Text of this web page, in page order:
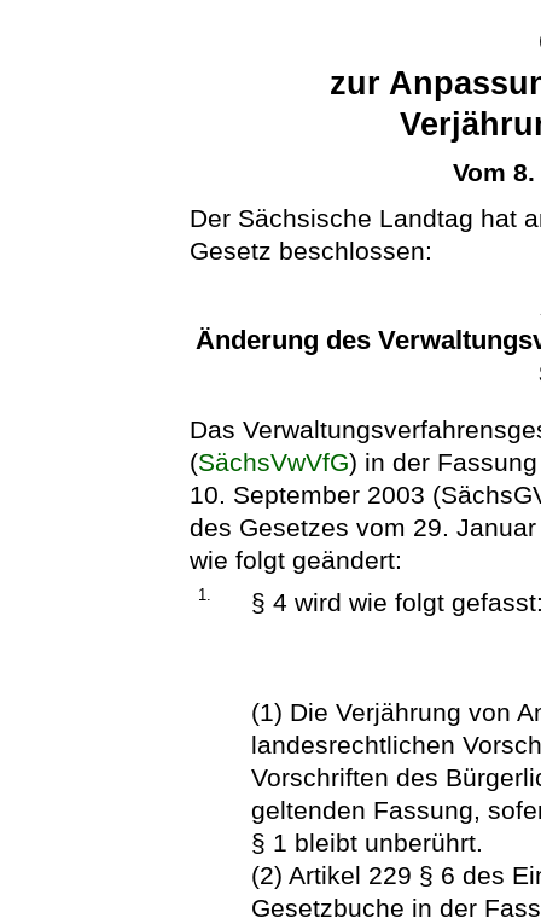
zur
Vom
Der Sächsische Landtag hat
Gesetz beschlossen:
Änderung des
Das
(SächsVwVfG) in der
10. September 2003
des Gesetzes vom 29.
wie folgt geändert:
1. § 4 wird wie folgt
(1) Die Verjährung von
landesrechtlichen
Vorschriften des
geltenden Fassung,
§ 1 bleibt unberührt.
(2) Artikel 229 § 6 des
Gesetzbuche in der